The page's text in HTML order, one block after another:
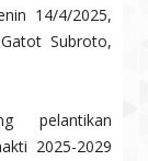
14/4/2025,
Subroto,
pelantikan
2025-2029